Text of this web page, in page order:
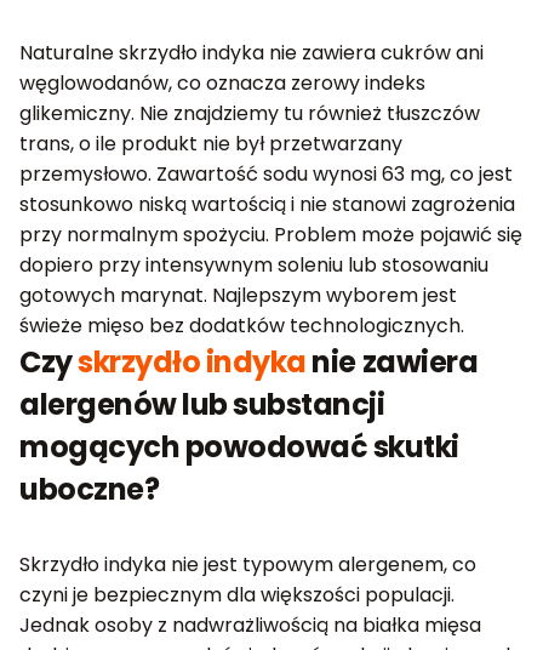
Naturalne skrzydło indyka nie zawiera cukrów ani
węglowodanów, co oznacza zerowy indeks
glikemiczny. Nie znajdziemy tu również tłuszczów
trans, o ile produkt nie był przetwarzany
przemysłowo. Zawartość sodu wynosi 63 mg, co jest
stosunkowo niską wartością i nie stanowi zagrożenia
przy normalnym spożyciu. Problem może pojawić się
dopiero przy intensywnym soleniu lub stosowaniu
gotowych marynat. Najlepszym wyborem jest
świeże mięso bez dodatków technologicznych.
Czyskrzydło indykanie zawiera
alergenów lub substancji
mogących powodować skutki
uboczne?
Skrzydło indyka nie jest typowym alergenem, co
czyni je bezpiecznym dla większości populacji.
Jednak osoby z nadwrażliwością na białka mięsa